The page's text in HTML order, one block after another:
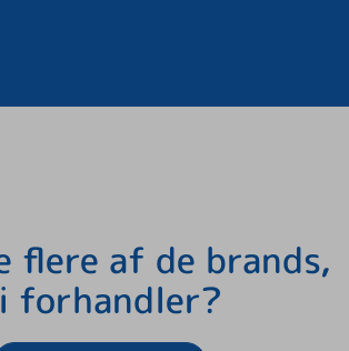
flere af de brands,
forhandler?